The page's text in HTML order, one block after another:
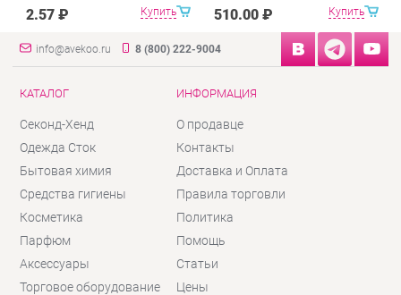
Купить
2.57 ₽ Купить
510.00 ₽
info@avekoo.ru 8 (800) 222-9004
КАТАЛОГ
Секонд-Хенд
Одежда Сток
Бытовая химия
Средства гигиены
Косметика
Парфюм
Аксессуары
Торговое оборудование
ИНФОРМАЦИЯ
О продавце
Контакты
Доставка и Оплата
Правила торговли
Политика
Помощь
Статьи
Цены